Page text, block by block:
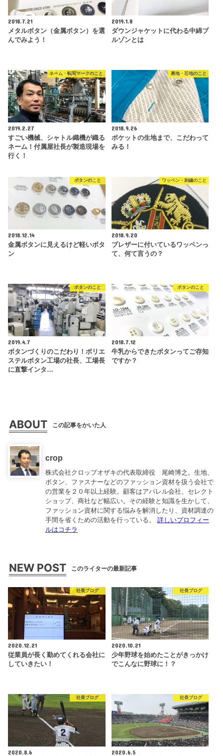
2018.7.21
メタルボタン（金属ボタン）を選
んでみよう！
2019.1.8
ダウンジャケットに代わる中綿ブ
ルゾンとは
ネーム・転写マークのこと
2019.2.27
すごい機械、シャトル織機が織る
ネーム！付属屋社長が製造現場を
行く！
裏地・芯地のこと
2018.9.26
ポケットの生地まで、こだわって
みる！
ボタンのこと
2018.12.14
金属ボタンに見えるけど軽いボタ
ン
ワッペン・刺繍のこと
2018.9.20
ブレザーに付いているワッペンっ
て、何て言うの？
ボタンのこと
2019.4.7
ボタンづくりのこだわり！ポリエ
ステルボタン工場の社長、工場長
に直撃インタ…
ボタンのこと
2018.7.12
牛乳からできたボタンってご存知
ですか？
ABOUT この記事をかいた人
crop
株式会社クロップオザキの代表取締役 尾崎博之。生地、
ボタン、ファスナーなどのファッション資材を扱う会社で
の営業を２０年以上経験。顧客はアパレル会社、セレクト
ショップ、商社など幅広い。その経験と知識を生かして、
ファッション資材に関する悩みを解消したり、資材調達の
手間を省くための活動を行っている。詳しいプロフィー
ルはコチラ
NEW POST このライターの最新記事
社長ブログ
2020.12.21
従業員が長く勤めてくれる会社に
していきたい！
社長ブログ
2020.10.21
少年野球を始めたことがきっかけ
でこんなに野球に！？
社長ブログ
2020.8.6
社長ブログ
2020.6.5